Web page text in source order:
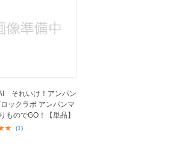
それいけ！アンパン
ックラボ アンパンマ
ものでGO！【単品】
(1)